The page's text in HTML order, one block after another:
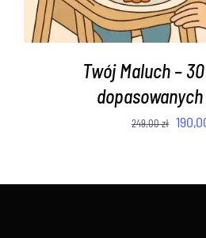
Twój Maluch –
249,00zł